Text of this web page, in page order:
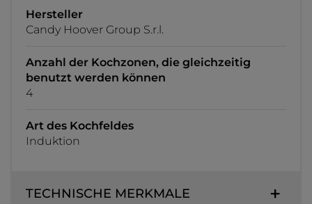
Hersteller
Candy Hoover Group S.r.l.
Anzahl der Kochzonen, die gleichzeitig
benutzt werden können
4
Art des Kochfeldes
Induktion
TECHNISCHE MERKMALE